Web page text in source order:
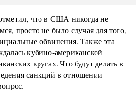
что в США никогда не
просто не было случая для того,
обвинения. Также эта
кубино-американской
кругах. Что будут делать в
санкций в отношении